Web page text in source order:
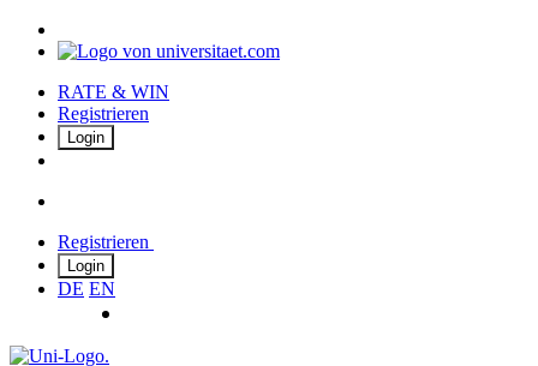
RATE & WIN
Registrieren
Login
Registrieren
Login
DE EN